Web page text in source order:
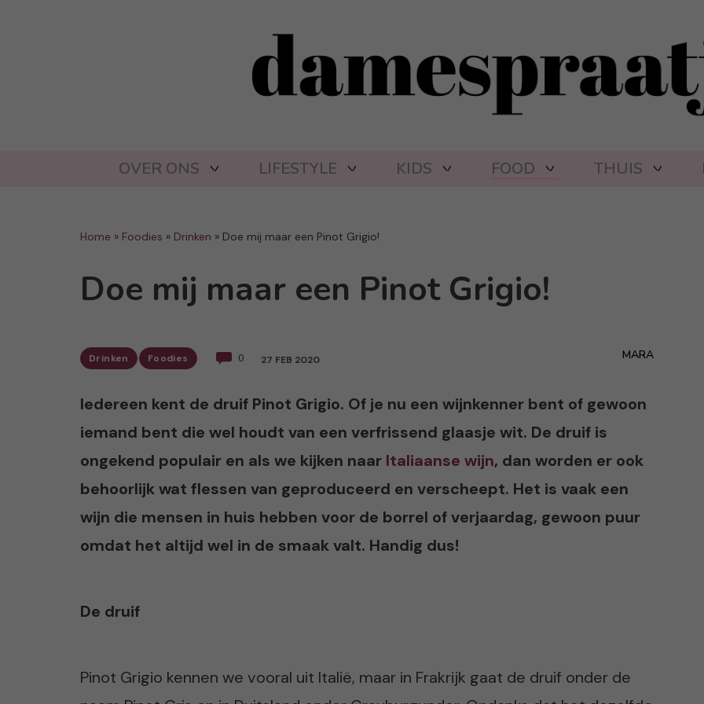
OVER ONS LIFESTYLE KIDS FOOD THUIS
Home » Foodies » Drinken » Doe mij maar een Pinot Grigio!
Doe mij maar een Pinot Grigio!
Drinken Foodies 0 27 FEB 2020 MARA
Iedereen kent de druif Pinot Grigio. Of je nu een wijnkenner bent of gewoon
iemand bent die wel houdt van een verfrissend glaasje wit. De druif is
ongekend populair en als we kijken naar Italiaanse wijn, dan worden er ook
behoorlijk wat flessen van geproduceerd en verscheept. Het is vaak een
wijn die mensen in huis hebben voor de borrel of verjaardag, gewoon puur
omdat het altijd wel in de smaak valt. Handig dus!
De druif
Pinot Grigio kennen we vooral uit Italië, maar in Frakrijk gaat de druif onder de